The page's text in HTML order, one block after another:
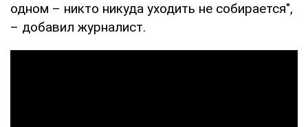
одном – никто никуда уходить не собирается",
– добавил журналист.